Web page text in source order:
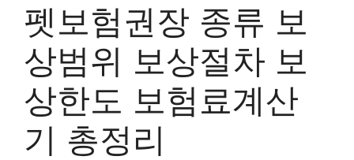
펫보험권장 종류 보
상범위 보상절차 보
상한도 보험료계산
기 총정리